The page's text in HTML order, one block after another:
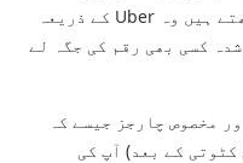
گارنٹی کی آفر جو آپ ایپ میں دیکھتے ہیں وہ Uber کے ذریعہ
کسی بھی رقم کی جگہ لے
مخصوص چارجز جیسے کہ
کے بعد) آپ کی